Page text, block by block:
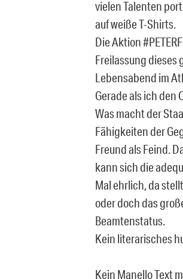
vielen Talenten
auf weiße T-Shirts.
Die Aktion
Freilassung dieses
Lebensabend im
Gerade als ich den
Was macht der
Fähigkeiten der
Freund als Feind.
kann sich die
Mal ehrlich, da
oder doch das
Beamtenstatus.
Kein literarisches
Kein Manello Text